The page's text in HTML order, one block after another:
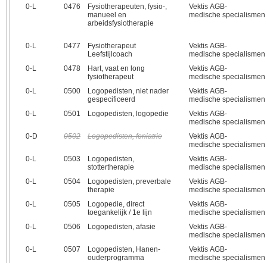
0‑L 0476
Fysiotherapeuten, fysio-,
manueel en
arbeidsfysiotherapie
Vektis AGB-
medische specialismen
0‑L 0477
Fysiotherapeut
Leefstijlcoach
Vektis AGB-
medische specialismen
0‑L
0478
Hart, vaat en long
fysiotherapeut
Vektis AGB-
medische specialismen
0‑L
0500
Logopedisten, niet nader
gespecificeerd
Vektis AGB-
medische specialismen
0‑L
0501 Logopedisten, logopedie
Vektis AGB-
medische specialismen
0‑D
0502 Logopedisten, foniatrie
Vektis AGB-
medische specialismen
0‑L
0503
Logopedisten,
stottertherapie
Vektis AGB-
medische specialismen
0‑L
0504
Logopedisten, preverbale
therapie
Vektis AGB-
medische specialismen
0‑L
0505
Logopedie, direct
toegankelijk / 1e lijn
Vektis AGB-
medische specialismen
0‑L
0506 Logopedisten, afasie
Vektis AGB-
medische specialismen
0‑L
0507
Logopedisten, Hanen-
ouderprogramma
Vektis AGB-
medische specialismen